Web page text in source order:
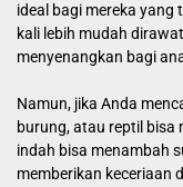
ideal bagi mereka yang
kali lebih mudah
menyenangkan bagi
Namun, jika Anda
burung, atau reptil bisa
indah bisa menambah
memberikan keceriaan